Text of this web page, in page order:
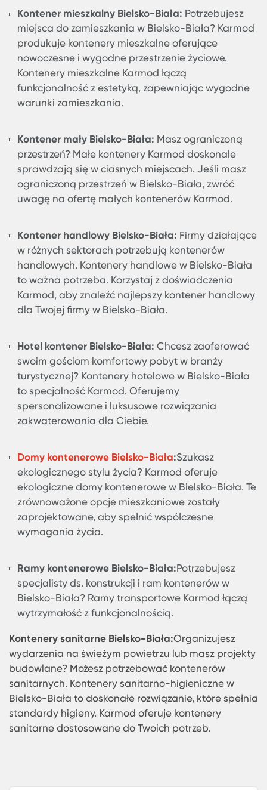
kontener to decyzja, która przyniesie korzyści
wiele lat. Z Karmod, jako jednym z liderów na
możesz być pewien wysokiej jakości produktu i
profesjonalizmu na każdym etapie współpracy.
Bielsko-Biała Modele Kontenerów
Bielsko-Biała modele kontenerów:Bielsko-
gospodarka i turystyka szybko się rozwijają, co
generuje różnorodne potrzeby. Tutaj pojawiają
kontenery modelowe od Karmod. Te kontenery
wszechstronne, łącząc funkcjonalność z
Kontener biurowy Bielsko-Biała :Potrzebujesz
w Bielsko-Biała? Karmod oferuje kontenery
biurowe, idealne rozwiązanie dla Twojej firmy
projektu. Jeśli szukasz szybkiego i
rozwiązania biurowego, kontenery biurowe
Kontener budowlany Bielsko-Biała:Pracujesz
branży budowlanej i potrzebujesz miejsca na
przechowywanie materiałów lub bezpieczne
składowanie sprzętu? Kontenery budowlane w
Karmod, aby znaleźć rozwiązanie odpowiednie
Ciebie.
Kontener mieszkalny Bielsko-Biała:
miejsca do zamieszkania w Bielsko-Biała?
nowoczesne i wygodne przestrzenie życiowe.
Kontenery mieszkalne Karmod łączą
funkcjonalność z estetyką, zapewniając
warunki zamieszkania.
Kontener mały Bielsko-Biała:Masz
przestrzeń? Małe kontenery Karmod doskonale
sprawdzają się w ciasnych miejscach. Jeśli
ograniczoną przestrzeń w Bielsko-Biała, zwróć
uwagę na ofertę małych kontenerów Karmod.
w różnych sektorach potrzebują kontenerów